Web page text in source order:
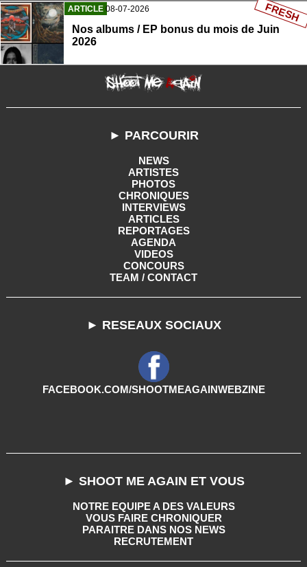
ARTICLE 08-07-2026
Nos albums / EP bonus du mois de Juin
2026
FRESH
► PARCOURIR
NEWS
ARTISTES
PHOTOS
CHRONIQUES
INTERVIEWS
ARTICLES
REPORTAGES
AGENDA
VIDEOS
CONCOURS
TEAM / CONTACT
► RESEAUX SOCIAUX
FACEBOOK.COM/SHOOTMEAGAINWEBZINE
► SHOOT ME AGAIN ET VOUS
NOTRE EQUIPE A DES VALEURS
VOUS FAIRE CHRONIQUER
PARAITRE DANS NOS NEWS
RECRUTEMENT